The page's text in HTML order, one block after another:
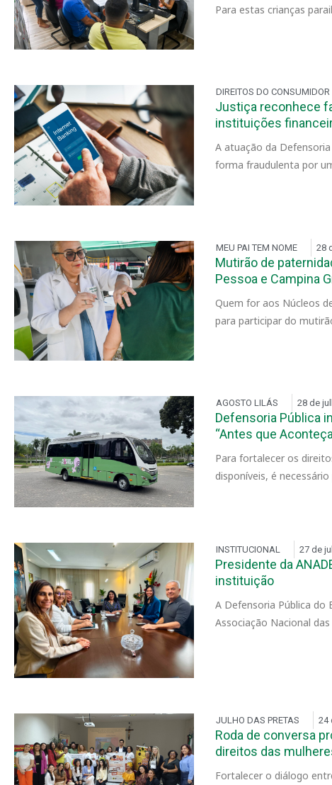
Para estas crianças
DIREITOS DO CONSUMIDOR
Justiça reconhece
instituições
A atuação da
forma fraudulenta por
MEU PAI TEM NOME 28
Mutirão de
Pessoa e Campina
Quem for aos Núcleos
para participar do
AGOSTO LILÁS 28 de
Defensoria Pública
“Antes que
Para fortalecer os
disponíveis, é
INSTITUCIONAL 27 de
Presidente da
instituição
A Defensoria Pública do
Associação Nacional
JULHO DAS PRETAS 24
Roda de conversa
direitos das
Fortalecer o diálogo